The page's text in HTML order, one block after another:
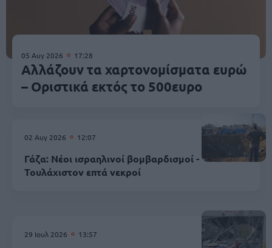
05 Αυγ 2026 17:28
Αλλάζουν τα χαρτονομίσματα ευρώ
– Οριστικά εκτός το 500ευρο
02 Αυγ 2026 12:07
Γάζα: Νέοι ισραηλινοί βομβαρδισμοί -
Τουλάχιστον επτά νεκροί
29 Ιουλ 2026 13:57